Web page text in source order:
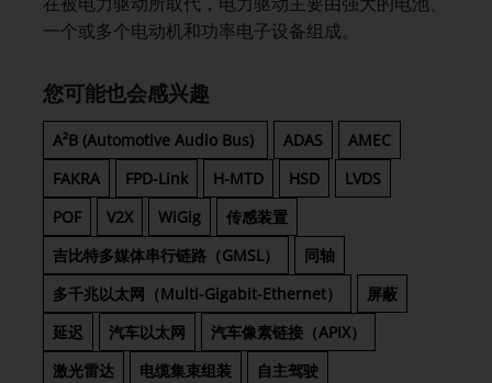
一个或多个电动机和功率电子设备组成。
您可能也会感兴趣
A²B (Automotive Audio Bus) ADAS
AMEC
FAKRA
FPD-Link H-MTD HSD
LVDS
POF
V2X WiGig
传感装置
吉比特多媒体串行链路（GMSL）
同轴
多千兆以太网（Multi-Gigabit-Ethernet）
屏蔽
延迟
汽车以太网
汽车像素链接（APIX）
激光雷达
电缆集束组装
自主驾驶